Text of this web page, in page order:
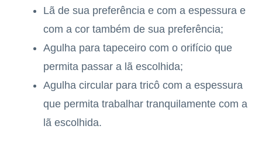
Lã de sua preferência e com a espessura e
com a cor também de sua preferência;
Agulha para tapeceiro com o orifício que
permita passar a lã escolhida;
Agulha circular para tricô com a espessura
que permita trabalhar tranquilamente com a
lã escolhida.